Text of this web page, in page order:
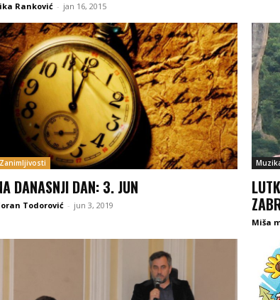
Ranković - jan 16, 2015
Zanimljivosti
DANASNJI DAN: 3. JUN
Todorović - jun 3, 2019
Miša